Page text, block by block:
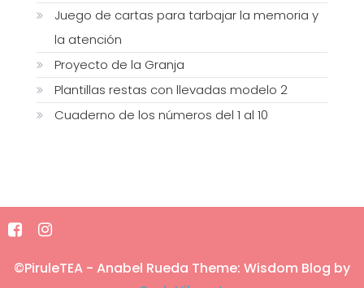
Juego de cartas para tarbajar la memoria y
la atención
Proyecto de la Granja
Plantillas restas con llevadas modelo 2
Cuaderno de los números del 1 al 10
©PiruleTEA - Anabel Rueda Theme: Wisdom Blog by